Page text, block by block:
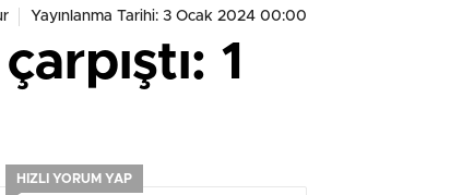
Yayınlanma Tarihi: 3 Ocak 2024 00:00
1
HIZLI YORUM YAP